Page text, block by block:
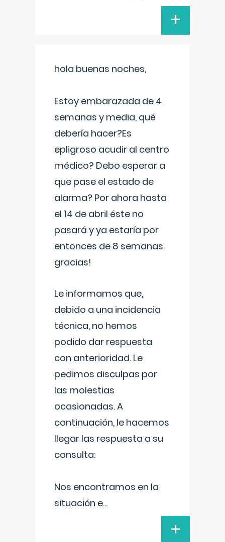
+
hola buenas noches,
Estoy embarazada de 4
semanas y media, qué
debería hacer?Es
epligroso acudir al centro
médico? Debo esperar a
que pase el estado de
alarma? Por ahora hasta
el 14 de abril éste no
pasará y ya estaría por
entonces de 8 semanas.
gracias!
Le informamos que,
debido a una incidencia
técnica, no hemos
podido dar respuesta
con anterioridad. Le
pedimos disculpas por
las molestias
ocasionadas. A
continuación, le hacemos
llegar las respuesta a su
consulta:
Nos encontramos en la
situación e...
+